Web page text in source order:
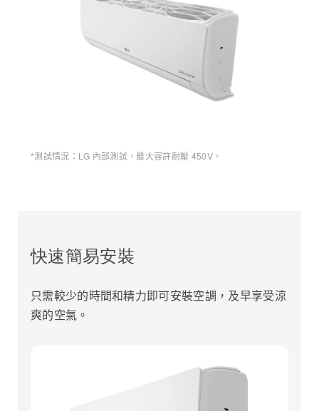
*測試情況：LG 內部測試，最大容許耐壓 450V。
快速簡易安裝
只需較少的時間和精力即可安裝空調，及早享受涼
爽的空氣。